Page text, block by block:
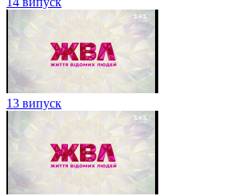
13 випуск